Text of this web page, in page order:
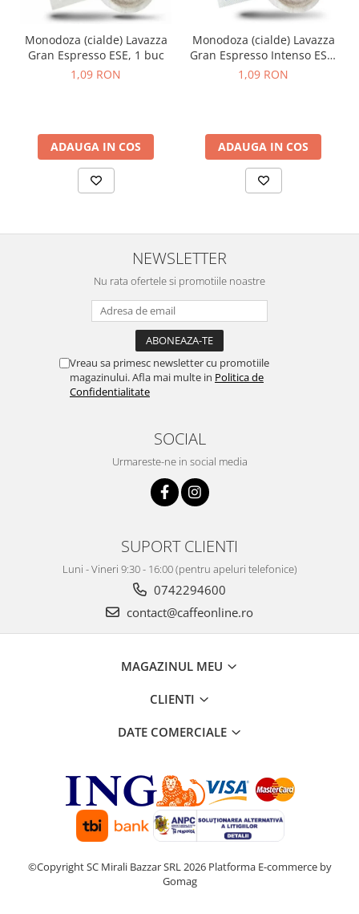
Monodoza (cialde) Lavazza
Gran Espresso ESE, 1 buc
1,09 RON
ADAUGA IN COS
Monodoza (cialde) Lavazza
Gran Espresso Intenso ESE,
1 buc
1,09 RON
ADAUGA IN COS
NEWSLETTER
Nu rata ofertele si promotiile noastre
Vreau sa primesc newsletter cu promotiile
magazinului. Afla mai multe in Politica de
Confidentialitate
SOCIAL
Urmareste-ne in social media
SUPORT CLIENTI
Luni - Vineri 9:30 - 16:00 (pentru apeluri telefonice)
0742294600
contact@caffeonline.ro
MAGAZINUL MEU
CLIENTI
DATE COMERCIALE
©Copyright SC Mirali Bazzar SRL 2026 Platforma E-commerce by
Gomag